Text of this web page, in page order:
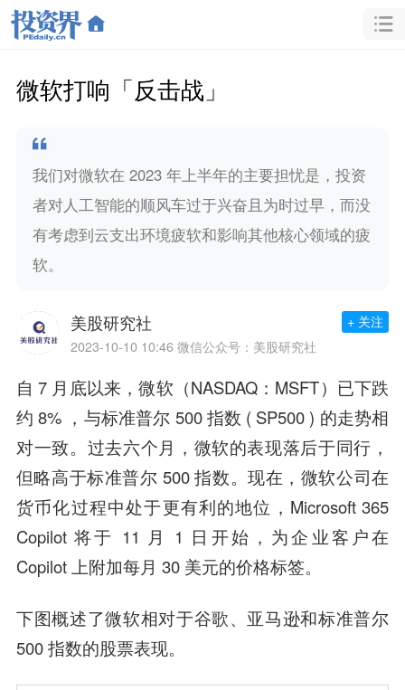
微软打响「反击战」
我们对微软在 2023 年上半年的主要担忧是，投资
者对人工智能的顺风车过于兴奋且为时过早，而没
有考虑到云支出环境疲软和影响其他核心领域的疲
软。
美股研究社
2023-10-10 10:46 微信公众号：美股研究社
+ 关注
自 7 月底以来，微软（NASDAQ：MSFT）已下跌
约 8% ，与标准普尔 500 指数 ( SP500 ) 的走势相
对一致。过去六个月，微软的表现落后于同行，
但略高于标准普尔 500 指数。现在，微软公司在
货币化过程中处于更有利的地位，Microsoft 365
Copilot 将于 11 月 1 日开始，为企业客户在
Copilot 上附加每月 30 美元的价格标签。
下图概述了微软相对于谷歌、亚马逊和标准普尔
500 指数的股票表现。